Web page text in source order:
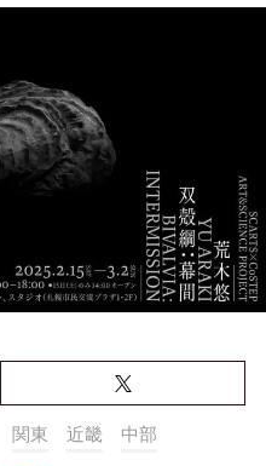
関東 近畿 中部